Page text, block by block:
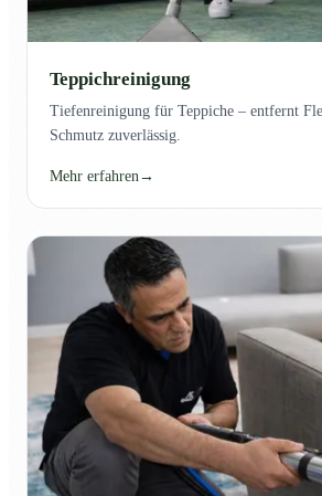
Teppichreinigung
Tiefenreinigung für Teppiche – entfernt
Schmutz zuverlässig.
Mehr erfahren →